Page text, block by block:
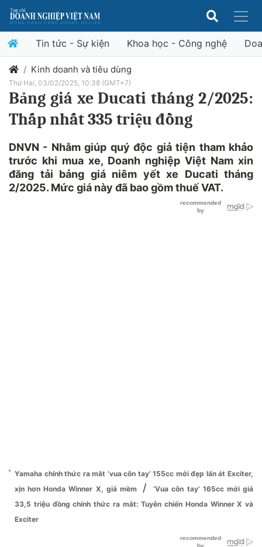
Tin tức - Sự kiện Khoa học - Công nghệ
Kinh doanh và tiêu dùng
Thứ Hai, 03/02/2025, 10:38 (GMT+7)
Bảng giá xe Ducati tháng 2/2025:
Thấp nhất 335 triệu đồng
DNVN - Nhằm giúp quý độc giả tiện tham khảo
trước khi mua xe, Doanh nghiệp Việt Nam xin
đăng tải bảng giá niêm yết xe Ducati tháng
2/2025. Mức giá này đã bao gồm thuế VAT.
Yamaha chính thức ra mắt ‘vua côn tay’ 155cc mới đẹp lấn át Exciter,
xịn hơn Honda Winner X, giá mềm
/
‘Vua côn tay’ 165cc mới giá
33,5 triệu đồng chính thức ra mắt: Tuyên chiến Honda Winner X và
Exciter